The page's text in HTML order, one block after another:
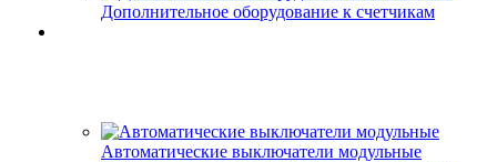
Дополнительное оборудование к счетчикам
Автоматические выключатели модульные